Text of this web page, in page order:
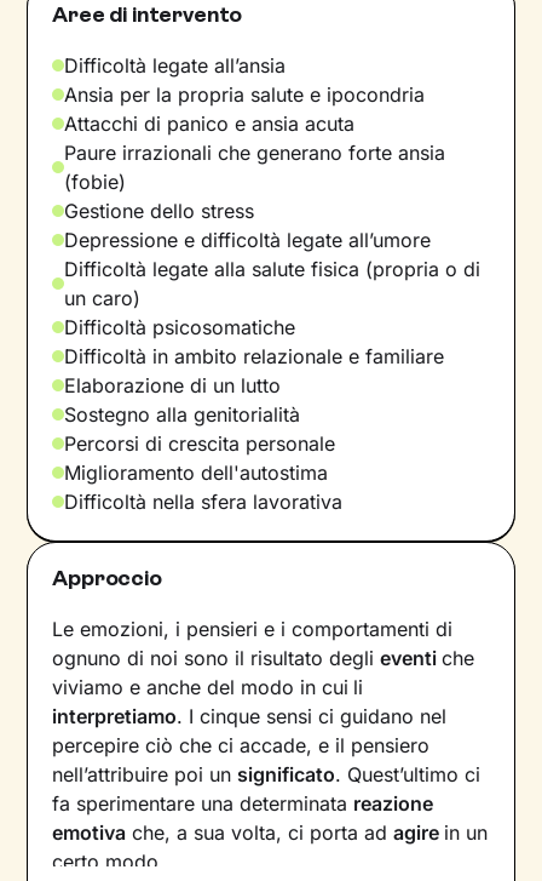
Aree di intervento
Difficoltà legate all’ansia
Ansia per la propria salute e ipocondria
Attacchi di panico e ansia acuta
Paure irrazionali che generano forte ansia
(fobie)
Gestione dello stress
Depressione e difficoltà legate all’umore
Difficoltà legate alla salute fisica (propria o di
un caro)
Difficoltà psicosomatiche
Difficoltà in ambito relazionale e familiare
Elaborazione di un lutto
Sostegno alla genitorialità
Percorsi di crescita personale
Miglioramento dell'autostima
Difficoltà nella sfera lavorativa
Approccio
Le emozioni, i pensieri e i comportamenti di
ognuno di noi sono il risultato deglieventiche
viviamo e anche del modo in cui li
interpretiamo. I cinque sensi ci guidano nel
percepire ciò che ci accade, e il pensiero
nell’attribuire poi un significato. Quest’ultimo ci
fa sperimentare una determinata reazione
emotiva che, a sua volta, ci porta adagire in un
certo modo.